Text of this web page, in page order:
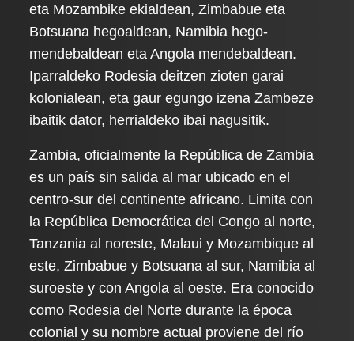
eta Mozambike ekialdean, Zimbabue eta
Botsuana hegoaldean, Namibia hego-
mendebaldean eta Angola mendebaldean.
Iparraldeko Rodesia deitzen zioten garai
kolonialean, eta gaur egungo izena Zambeze
ibaitik dator, herrialdeko ibai nagusitik.
Zambia, oficialmente la República de Zambia
es un país sin salida al mar ubicado en el
centro-sur del continente africano. Limita con
la República Democrática del Congo al norte,
Tanzania al noreste, Malaui y Mozambique al
este, Zimbabue y Botsuana al sur, Namibia al
suroeste y con Angola al oeste. Era conocido
como Rodesia del Norte durante la época
colonial y su nombre actual proviene del río